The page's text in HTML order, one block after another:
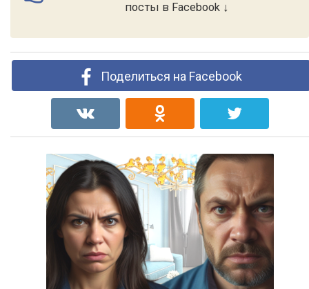
посты в Facebook ↓
Поделиться на Facebook